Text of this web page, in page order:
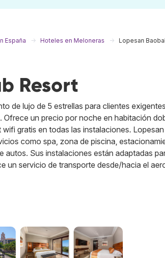
España Hoteles en Meloneras Lopesan
Resort
de lujo de 5 estrellas para clientes
Ofrece un precio por noche en habitación
gratis en todas las instalaciones.
como spa, zona de piscina,
autos. Sus instalaciones están adaptadas
un servicio de transporte desde/hacia el